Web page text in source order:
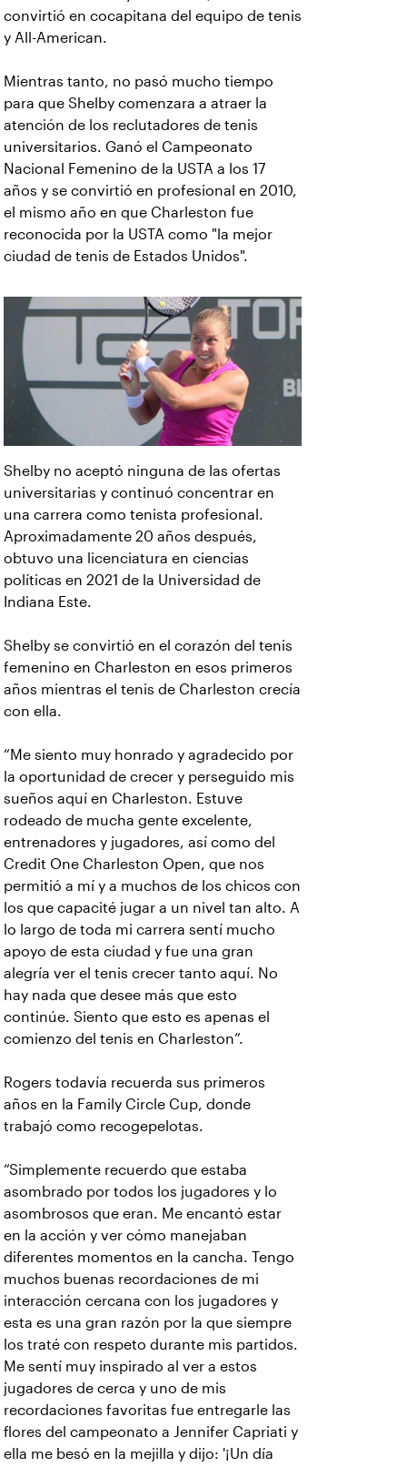
convirtió en cocapitana del equipo de tenis
y All-American.
Mientras tanto, no pasó mucho tiempo
para que Shelby comenzara a atraer la
atención de los reclutadores de tenis
universitarios. Ganó el Campeonato
Nacional Femenino de la USTA a los 17
años y se convirtió en profesional en 2010,
el mismo año en que Charleston fue
reconocida por la USTA como "la mejor
ciudad de tenis de Estados Unidos".
Shelby no aceptó ninguna de las ofertas
universitarias y continuó concentrar en
una carrera como tenista profesional.
Aproximadamente 20 años después,
obtuvo una licenciatura en ciencias
políticas en 2021 de la Universidad de
Indiana Este.
Shelby se convirtió en el corazón del tenis
femenino en Charleston en esos primeros
años mientras el tenis de Charleston crecía
con ella.
“Me siento muy honrado y agradecido por
la oportunidad de crecer y perseguido mis
sueños aquí en Charleston. Estuve
rodeado de mucha gente excelente,
entrenadores y jugadores, así como del
Credit One Charleston Open, que nos
permitió a mí y a muchos de los chicos con
los que capacité jugar a un nivel tan alto. A
lo largo de toda mi carrera sentí mucho
apoyo de esta ciudad y fue una gran
alegría ver el tenis crecer tanto aquí. No
hay nada que desee más que esto
continúe. Siento que esto es apenas el
comienzo del tenis en Charleston”.
Rogers todavía recuerda sus primeros
años en la Family Circle Cup, donde
trabajó como recogepelotas.
“Simplemente recuerdo que estaba
asombrado por todos los jugadores y lo
asombrosos que eran. Me encantó estar
en la acción y ver cómo manejaban
diferentes momentos en la cancha. Tengo
muchos buenas recordaciones de mi
interacción cercana con los jugadores y
esta es una gran razón por la que siempre
los traté con respeto durante mis partidos.
Me sentí muy inspirado al ver a estos
jugadores de cerca y uno de mis
recordaciones favoritas fue entregarle las
flores del campeonato a Jennifer Capriati y
ella me besó en la mejilla y dijo: '¡Un día